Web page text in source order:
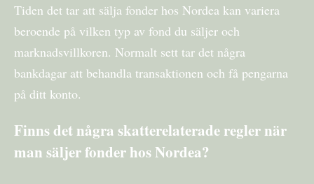
Tiden det tar att sälja fonder hos Nordea kan variera
beroende på vilken typ av fond du säljer och
marknadsvillkoren. Normalt sett tar det några
bankdagar att behandla transaktionen och få pengarna
på ditt konto.
Finns det några skatterelaterade regler när
man säljer fonder hos Nordea?